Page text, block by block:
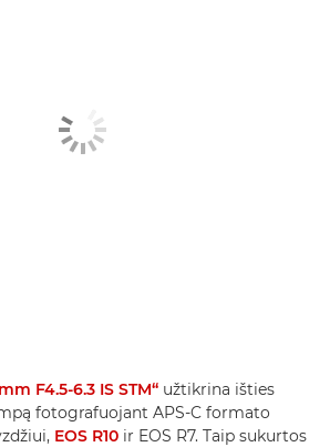
F4.5-6.3 IS STM“ užtikrina išties
fotografuojant APS-C formato
EOS R10 ir EOS R7. Taip sukurtos